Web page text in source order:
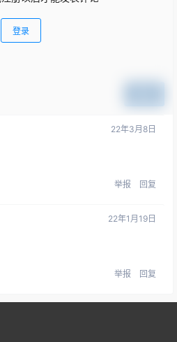
登录
22年3月8日
举报 回复
22年1月19日
举报 回复